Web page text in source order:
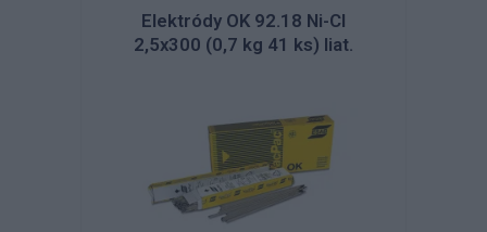
Elektródy OK 92.18 Ni-Cl
2,5x300 (0,7 kg 41 ks) liat.